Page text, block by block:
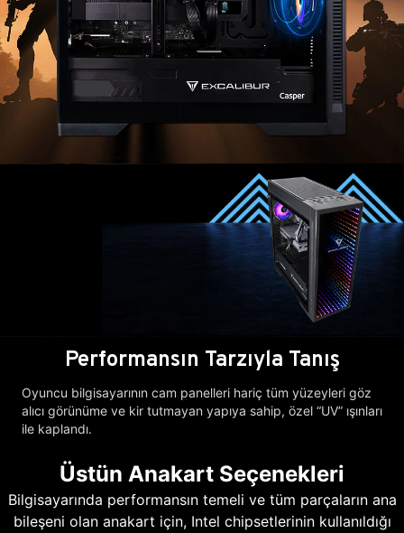
Performansın Tarzıyla Tanış
Oyuncu bilgisayarının cam panelleri hariç tüm yüzeyleri göz
alıcı görünüme ve kir tutmayan yapıya sahip, özel “UV” ışınları
ile kaplandı.
Üstün Anakart Seçenekleri
Bilgisayarında performansın temeli ve tüm parçaların ana
bileşeni olan anakart için, Intel chipsetlerinin kullanıldığı